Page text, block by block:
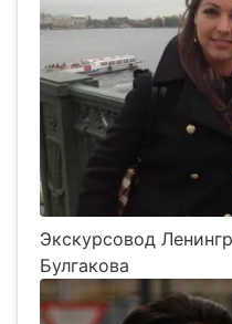
Экскурсовод
Булгакова